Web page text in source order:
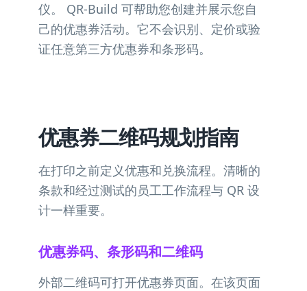
仪。 QR-Build 可帮助您创建并展示您自
己的优惠券活动。它不会识别、定价或验
证任意第三方优惠券和条形码。
优惠券二维码规划指南
在打印之前定义优惠和兑换流程。清晰的
条款和经过测试的员工工作流程与 QR 设
计一样重要。
优惠券码、条形码和二维码
外部二维码可打开优惠券页面。在该页面